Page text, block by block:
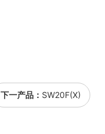
下一产品： SW20F(X)